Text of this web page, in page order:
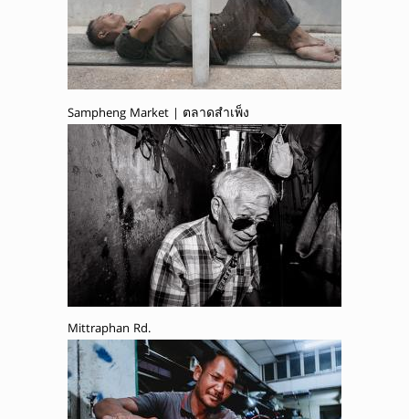
Sampheng Market | ตลาดสำเพ็ง
Mittraphan Rd.